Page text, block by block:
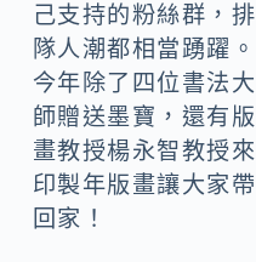
己支持的粉絲群，排
隊人潮都相當踴躍。
今年除了四位書法大
師贈送墨寶，還有版
畫教授楊永智教授來
印製年版畫讓大家帶
回家！